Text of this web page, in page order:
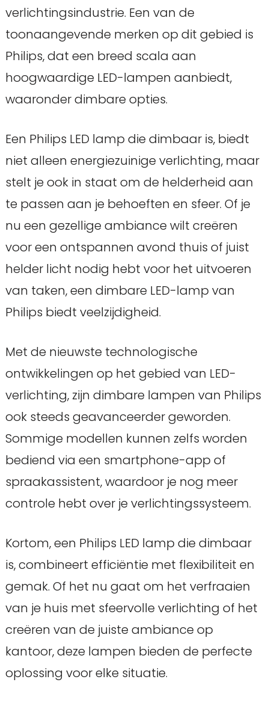
verlichtingsindustrie. Een van de
toonaangevende merken op dit gebied is
Philips, dat een breed scala aan
hoogwaardige LED-lampen aanbiedt,
waaronder dimbare opties.
Een Philips LED lamp die dimbaar is, biedt
niet alleen energiezuinige verlichting, maar
stelt je ook in staat om de helderheid aan
te passen aan je behoeften en sfeer. Of je
nu een gezellige ambiance wilt creëren
voor een ontspannen avond thuis of juist
helder licht nodig hebt voor het uitvoeren
van taken, een dimbare LED-lamp van
Philips biedt veelzijdigheid.
Met de nieuwste technologische
ontwikkelingen op het gebied van LED-
verlichting, zijn dimbare lampen van Philips
ook steeds geavanceerder geworden.
Sommige modellen kunnen zelfs worden
bediend via een smartphone-app of
spraakassistent, waardoor je nog meer
controle hebt over je verlichtingssysteem.
Kortom, een Philips LED lamp die dimbaar
is, combineert efficiëntie met flexibiliteit en
gemak. Of het nu gaat om het verfraaien
van je huis met sfeervolle verlichting of het
creëren van de juiste ambiance op
kantoor, deze lampen bieden de perfecte
oplossing voor elke situatie.